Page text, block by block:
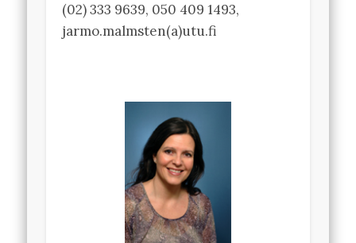
(02) 333 9639, 050 409 1493,
jarmo.malmsten(a)utu.fi